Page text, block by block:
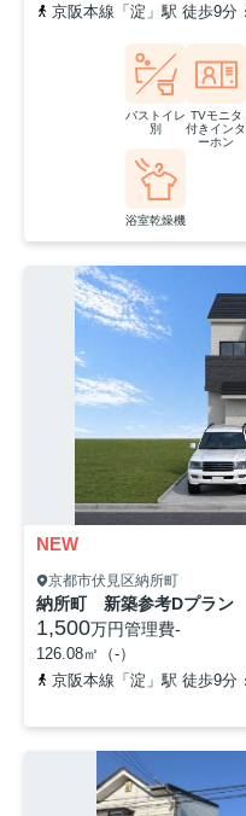
京阪本線「淀」駅 徒歩9分
バストイレ
別
TVモニタ
付きインタ
ーホン
浴室乾燥機
NEW
京都市伏見区納所町
納所町 新築参考Dプラン
1,500万円管理費-
126.08㎡（-）
京阪本線「淀」駅 徒歩9分